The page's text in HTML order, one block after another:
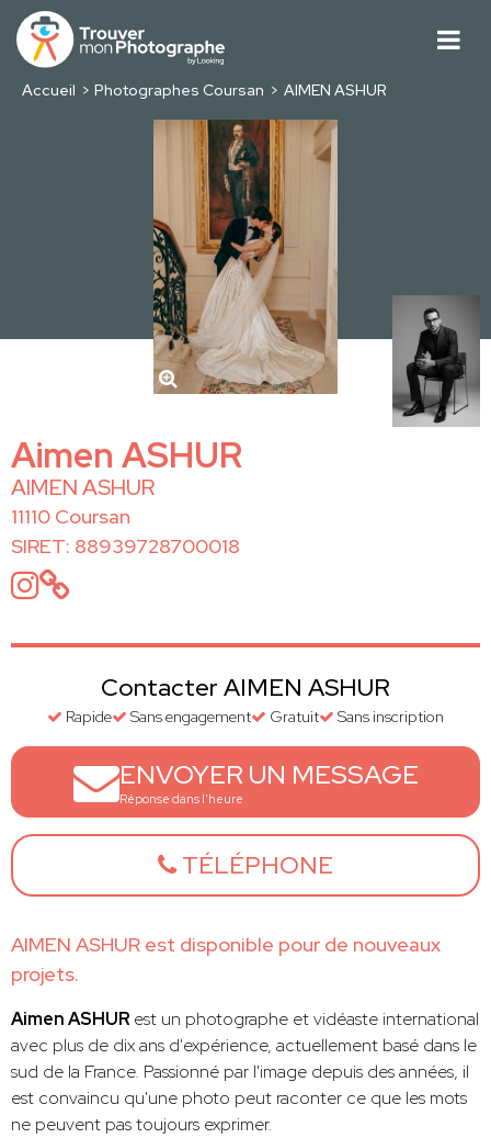
Accueil Photographes Coursan AIMEN ASHUR
Aimen ASHUR
AIMEN ASHUR
11110 Coursan
SIRET: 88939728700018
Contacter AIMEN ASHUR
Rapide Sans engagement Gratuit Sans inscription
ENVOYER UN MESSAGE
Réponse dans l'heure
TÉLÉPHONE
AIMEN ASHUR est disponible pour de nouveaux
projets.
Aimen ASHUR est un photographe et vidéaste international
avec plus de dix ans d'expérience, actuellement basé dans le
sud de la France. Passionné par l'image depuis des années, il
est convaincu qu'une photo peut raconter ce que les mots
ne peuvent pas toujours exprimer.